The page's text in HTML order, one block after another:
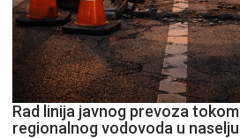
Rad linija javnog prevoza
regionalnog vodovoda u